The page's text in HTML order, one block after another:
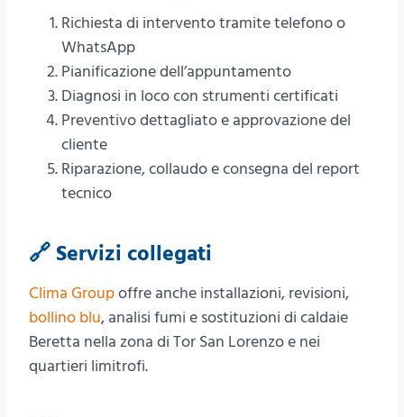
Richiesta di intervento tramite telefono o
WhatsApp
Pianificazione dell’appuntamento
Diagnosi in loco con strumenti certificati
Preventivo dettagliato e approvazione del
cliente
Riparazione, collaudo e consegna del report
tecnico
🔗 Servizi collegati
Clima Groupoffre anche installazioni, revisioni,
bollino blu, analisi fumi e sostituzioni di caldaie
Beretta nella zona di Tor San Lorenzo e nei
quartieri limitrofi.